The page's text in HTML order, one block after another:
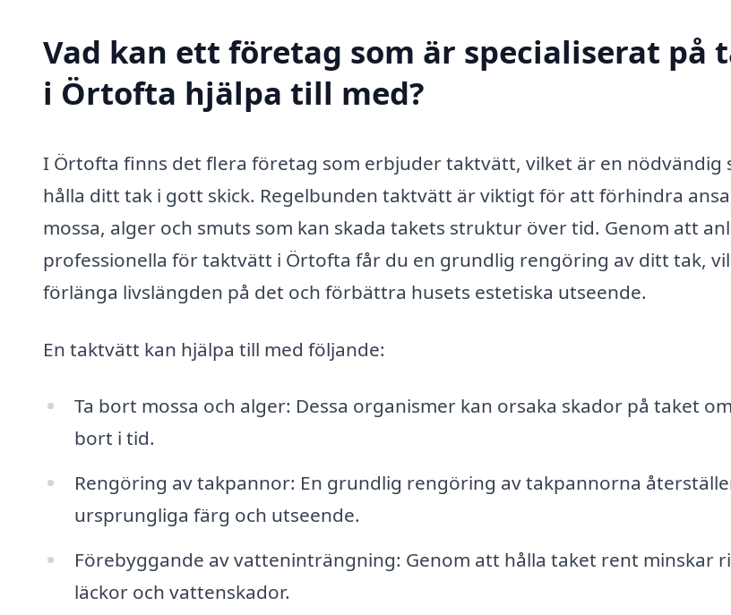
Vad kan ett företag som är specialiserat på
i Örtofta hjälpa till med?
I Örtofta finns det flera företag som erbjuder taktvätt, vilket är en nödvändig
hålla ditt tak i gott skick. Regelbunden taktvätt är viktigt för att förhindra
mossa, alger och smuts som kan skada takets struktur över tid. Genom att
professionella för taktvätt i Örtofta får du en grundlig rengöring av ditt tak,
förlänga livslängden på det och förbättra husets estetiska utseende.
En taktvätt kan hjälpa till med följande:
Ta bort mossa och alger: Dessa organismer kan orsaka skador på taket
bort i tid.
Rengöring av takpannor: En grundlig rengöring av takpannorna
ursprungliga färg och utseende.
Förebyggande av vatteninträngning: Genom att hålla taket rent minskar
läckor och vattenskador.